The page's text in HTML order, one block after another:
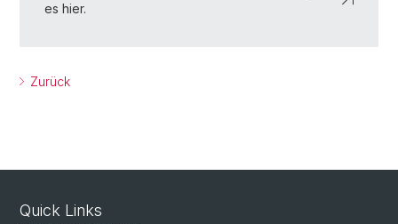
es hier.
Zurück
Quick Links